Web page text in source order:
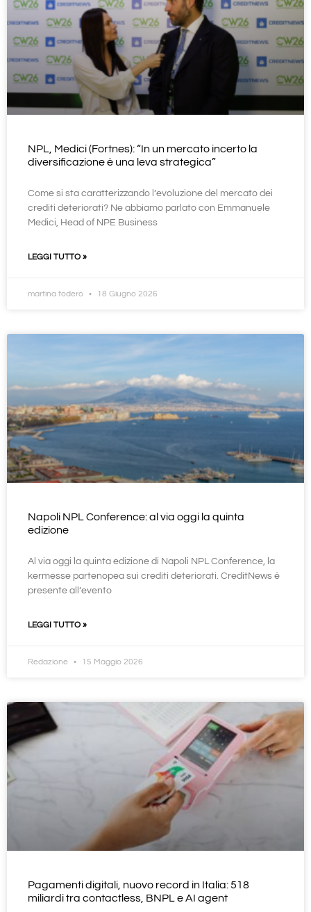
NPL, Medici (Fortnes): “In un mercato incerto la
diversificazione è una leva strategica”
Come si sta caratterizzando l’evoluzione del mercato dei
crediti deteriorati? Ne abbiamo parlato con Emmanuele
Medici, Head of NPE Business
LEGGI TUTTO »
martina todero 18 Giugno 2026
Napoli NPL Conference: al via oggi la quinta
edizione
Al via oggi la quinta edizione di Napoli NPL Conference, la
kermesse partenopea sui crediti deteriorati. CreditNews è
presente all’evento
LEGGI TUTTO »
Redazione 15 Maggio 2026
Pagamenti digitali, nuovo record in Italia: 518
miliardi tra contactless, BNPL e AI agent